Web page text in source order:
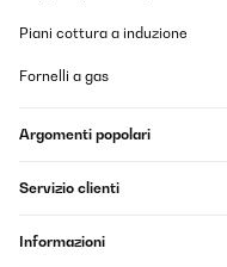
Piani cottura a induzione
Fornelli a gas
Argomenti popolari
Servizio clienti
Informazioni